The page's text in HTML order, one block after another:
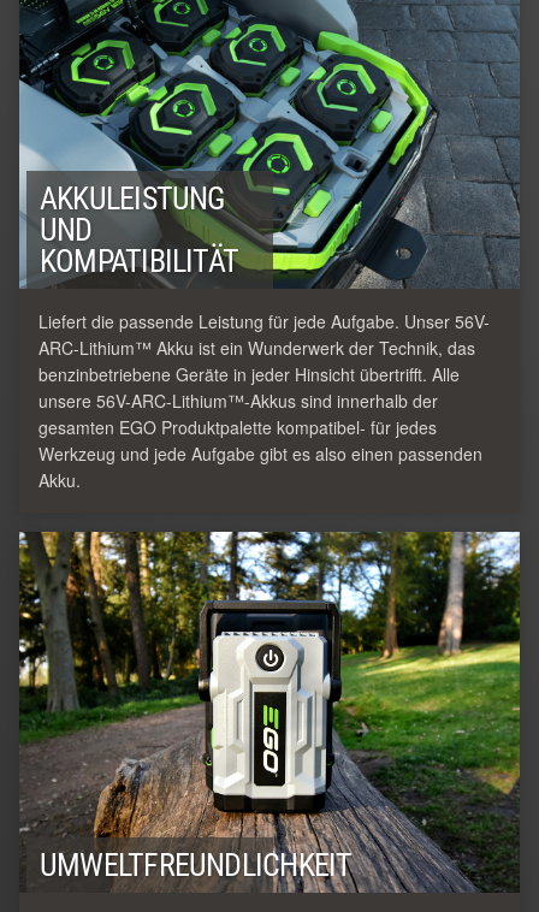
AKKULEISTUNG
UND
KOMPATIBILITÄT
Liefert die passende Leistung für jede Aufgabe. Unser 56V-
ARC-Lithium™ Akku ist ein Wunderwerk der Technik, das
benzinbetriebene Geräte in jeder Hinsicht übertrifft. Alle
unsere 56V-ARC-Lithium™-Akkus sind innerhalb der
gesamten EGO Produktpalette kompatibel- für jedes
Werkzeug und jede Aufgabe gibt es also einen passenden
Akku.
UMWELTFREUNDLICHKEIT